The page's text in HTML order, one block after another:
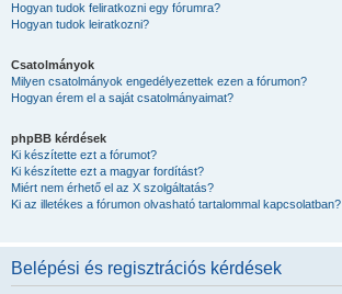
Hogyan tudok feliratkozni egy fórumra?
Hogyan tudok leiratkozni?
Csatolmányok
Milyen csatolmányok engedélyezettek ezen a fórumon?
Hogyan érem el a saját csatolmányaimat?
phpBB kérdések
Ki készítette ezt a fórumot?
Ki készítette ezt a magyar fordítást?
Miért nem érhető el az X szolgáltatás?
Ki az illetékes a fórumon olvasható tartalommal kapcsolatban?
Belépési és regisztrációs kérdések